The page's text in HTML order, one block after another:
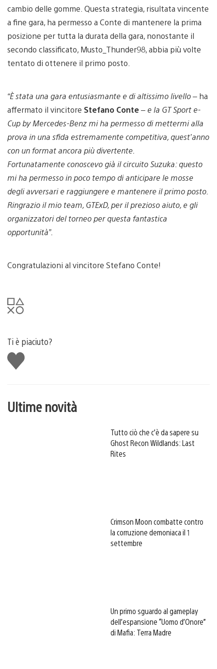
cambio delle gomme. Questa strategia, risultata vincente
a fine gara, ha permesso a Conte di mantenere la prima
posizione per tutta la durata della gara, nonostante il
secondo classificato, Musto_Thunder98, abbia più volte
tentato di ottenere il primo posto.
“È stata una gara entusiasmante e di altissimo livello – ha
affermato il vincitore Stefano Conte– e la GT Sport e-
Cup by Mercedes-Benz mi ha permesso di mettermi alla
prova in una sfida estremamente competitiva, quest’anno
con un format ancora più divertente.
Fortunatamente conoscevo già il circuito Suzuka: questo
mi ha permesso in poco tempo di anticipare le mosse
degli avversari e raggiungere e mantenere il primo posto.
Ringrazio il mio team, GTExD, per il prezioso aiuto, e gli
organizzatori del torneo per questa fantastica
opportunità”.
Congratulazioni al vincitore Stefano Conte!
Ti è piaciuto?
Mi
piace
Ultime novità
Tutto ciò che c’è da sapere su
Ghost Recon Wildlands: Last
Rites
Crimson Moon combatte contro
la corruzione demoniaca il 1
settembre
Un primo sguardo al gameplay
dell’espansione “Uomo d’Onore”
di Mafia: Terra Madre